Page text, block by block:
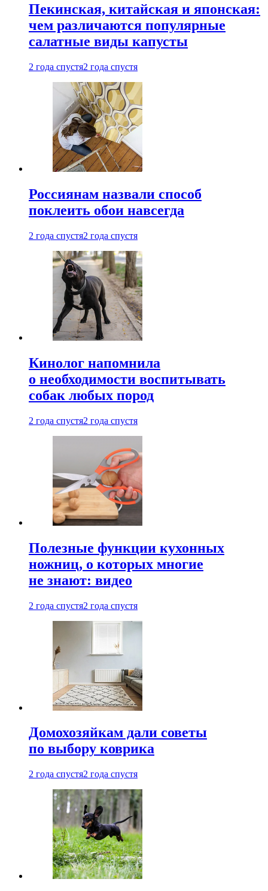
Пекинская, китайская и японская:
чем различаются популярные
салатные виды капусты
2 года спустя2 года спустя
Россиянам назвали способ
поклеить обои навсегда
2 года спустя2 года спустя
Кинолог напомнила
о необходимости воспитывать
собак любых пород
2 года спустя2 года спустя
Полезные функции кухонных
ножниц, о которых многие
не знают: видео
2 года спустя2 года спустя
Домохозяйкам дали советы
по выбору коврика
2 года спустя2 года спустя